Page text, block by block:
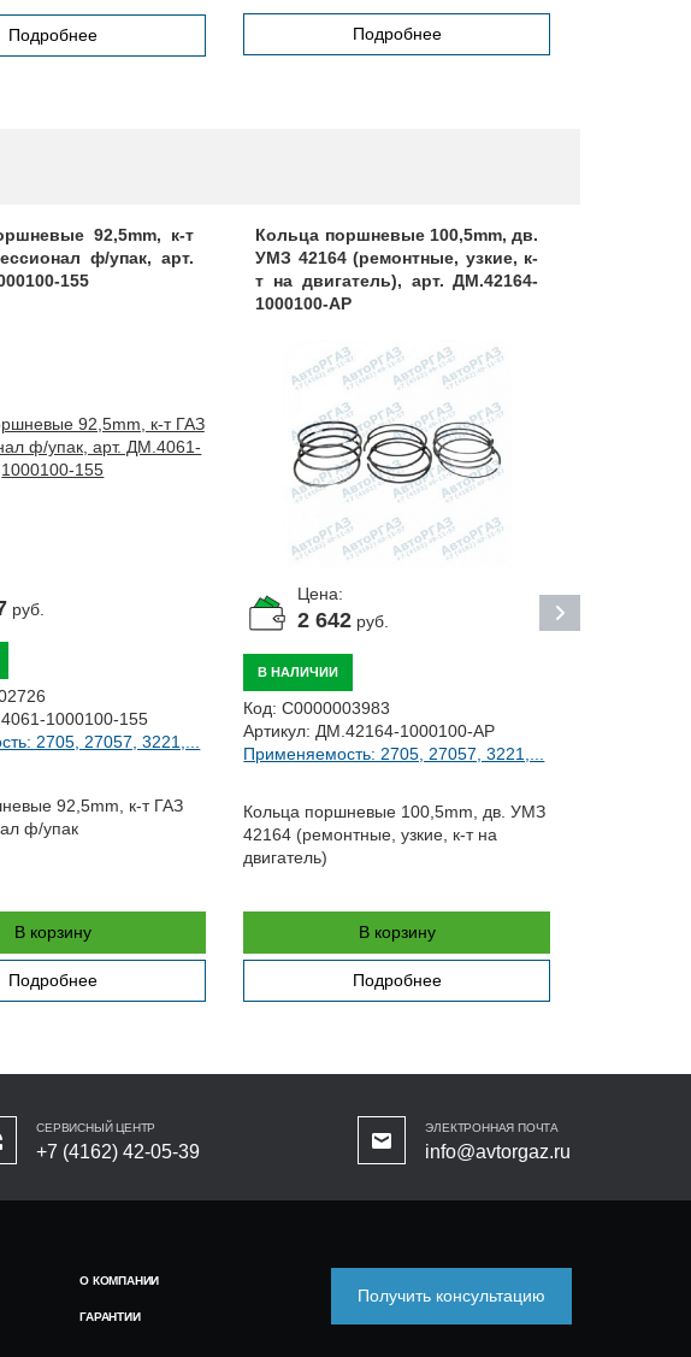
Подробнее Подробнее
92,5mm, к-т
ф/упак, арт.
155
руб.
1000100-155
2705, 27057, 3221,...
92,5mm, к-т ГАЗ
ф/упак
В корзину
Подробнее
Кольца поршневые 100,5mm, дв.
УМЗ 42164 (ремонтные, узкие, к-
т на двигатель), арт. ДМ.42164-
1000100-АР
Цена:
2 642 руб.
В НАЛИЧИИ
Код: С0000003983
Артикул: ДМ.42164-1000100-АР
Применяемость: 2705, 27057, 3221,...
Кольца поршневые 100,5mm, дв. УМЗ
42164 (ремонтные, узкие, к-т на
двигатель)
В корзину
Подробнее
СЕРВИСНЫЙ ЦЕНТР
+7 (4162) 42-05-39
ЭЛЕКТРОННАЯ ПОЧТА
info@avtorgaz.ru
О КОМПАНИИ
ГАРАНТИИ
Получить консультацию